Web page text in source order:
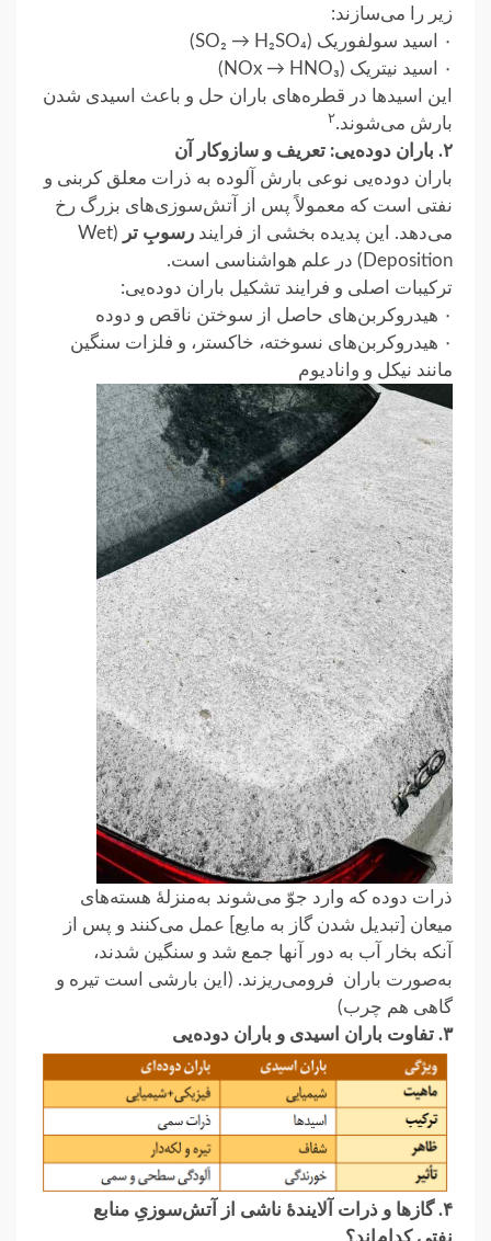
زیر را می‌سازند:
۰ اسید سولفوریک (SO₂ → H₂SO₄)
۰ اسید نیتریک (NOx → HNO₃)
این اسیدها در قطره‌های باران حل و باعث اسیدی‌ شدن
بارش می‌شوند.۲
۲. باران دوده‌یی: تعریف و سازوکار آن
باران دوده‌یی نوعی بارش آلوده به ذرات معلق کربنی و
نفتی است که معمولاً پس از آتش‌سوزی‌های بزرگ رخ
می‌دهد. این پدیده بخشی از فرایند رسوبِ تر
(Wet
Deposition) در علم هواشناسی است.
ترکیبات اصلی و فرایند تشکیل باران دوده‌یی:
۰ هیدروکربن‌های حاصل از سوختن ناقص و دوده
۰ هیدروکربن‌های نسوخته، خاکستر، و فلزات سنگین
مانند نیکل و وانادیوم
ذرات دوده‌ که وارد جوّ می‌شوند به‌منزلهٔ هسته‌های
میعان [تبدیل شدن گاز به مایع] عمل می‌کنند و پس از
آنکه بخار آب به دور آنها جمع شد و سنگین شدند،
به‌صورت باران فرومی‌ریزند. (این بارشی است تیره و
گاهی هم چرب)
۳. تفاوت باران اسیدی و باران دوده‌یی
۴. گازها و ذرات آلایند
هٔ‌ ناشی از آتش‌سوزیِ منابع
نفتی کدام‌اند؟